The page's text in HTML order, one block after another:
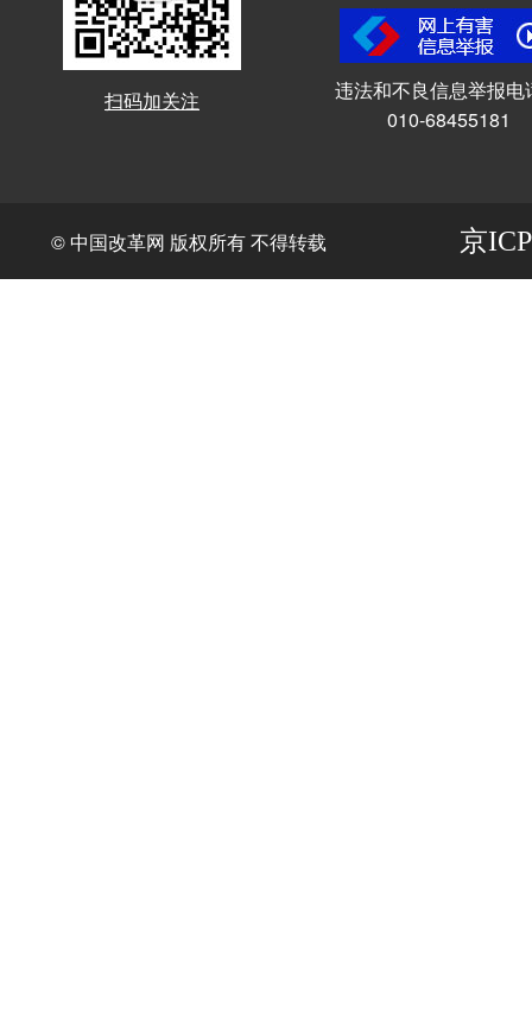
扫码加关注
违法和不良信息举报电
010-68455181
© 中国改革网 版权所有 不得转载 京